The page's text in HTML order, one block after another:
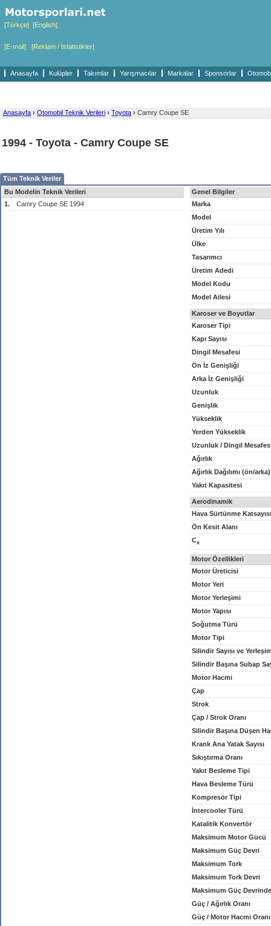
[Türkçe] [English]
[E-mail] [Reklam / İstatistikler]
Anasayfa Kulüpler Takımlar Yarışmacılar Markalar Sponsorlar
Anasayfa › Otomobil Teknik Verileri › Toyota › Camry Coupe SE
1994 - Toyota - Camry Coupe SE
Tüm Teknik Veriler
Bu Modelin Teknik Verileri
1.
Camry Coupe SE 1994
Genel Bilgiler
Marka
Model
Üretim Yılı
Ülke
Tasarımcı
Üretim Adedi
Model Kodu
Model Ailesi
Karoser ve Boyutlar
Karoser Tipi
Kapı Sayısı
Dingil Mesafesi
Ön İz Genişliği
Arka İz Genişliği
Uzunluk
Genişlik
Yükseklik
Yerden Yükseklik
Uzunluk / Dingil
Ağırlık
Ağırlık Dağılımı (ön/arka)
Yakıt Kapasitesi
Aerodinamik
Hava Sürtünme Katsayısı
Ön Kesit Alanı
Cx
Motor Özellikleri
Motor Üreticisi
Motor Yeri
Motor Yerleşimi
Motor Yapısı
Soğutma Türü
Motor Tipi
Silindir Sayısı ve
Silindir Başına Subap
Motor Hacmi
Çap
Strok
Çap / Strok Oranı
Silindir Başına Düşen
Krank Ana Yatak Sayısı
Sıkıştırma Oranı
Yakıt Besleme Tipi
Hava Besleme Türü
Kompresör Tipi
İntercooler Türü
Katalitik Konvertör
Maksimum Motor Gücü
Maksimum Güç Devri
Maksimum Tork
Maksimum Tork Devri
Maksimum Güç
Güç / Ağırlık Oranı
Güç / Motor Hacmi Oranı